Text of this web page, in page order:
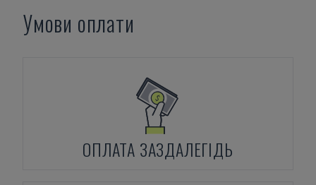
Умови оплати
ОПЛАТА ЗАЗДАЛЕГІДЬ